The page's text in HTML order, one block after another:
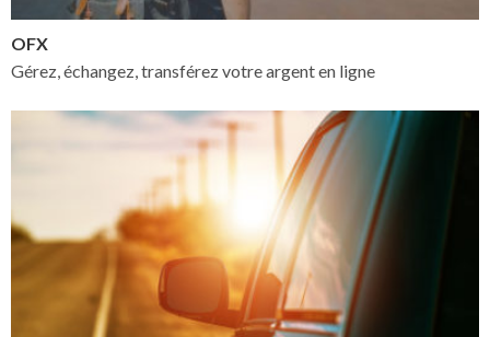
OFX
Gérez, échangez, transférez votre argent en ligne